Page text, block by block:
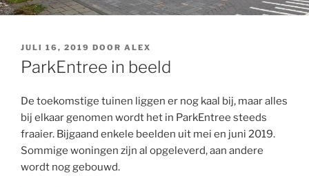
GEPLAATST
OP
JULI 16, 2019 DOOR ALEX
ParkEntree in beeld
De toekomstige tuinen liggen er nog kaal bij, maar alles
bij elkaar genomen wordt het in ParkEntree steeds
fraaier. Bijgaand enkele beelden uit mei en juni 2019.
Sommige woningen zijn al opgeleverd, aan andere
wordt nog gebouwd.